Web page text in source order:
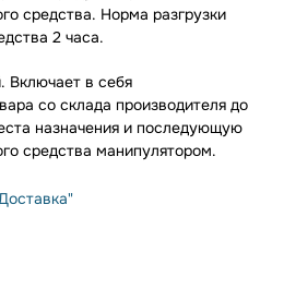
средства. Норма разгрузки
2 часа.
Включает в себя
со склада производителя до
назначения и последующую
средства манипулятором.